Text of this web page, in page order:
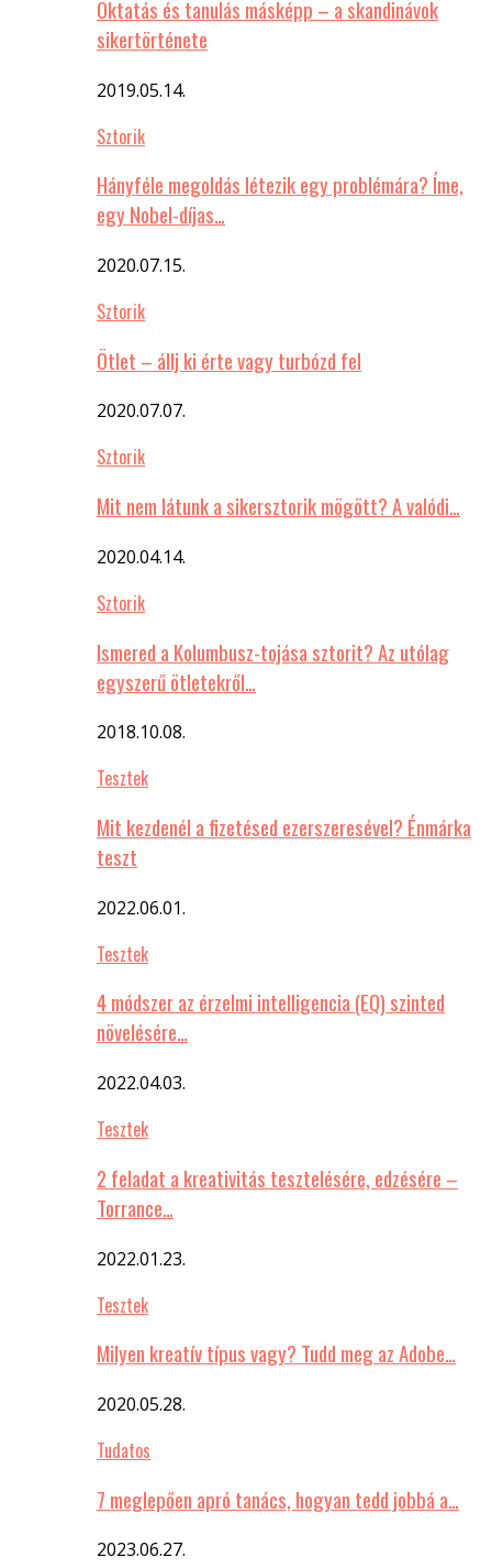
Oktatás és tanulás másképp – a skandinávok
sikertörténete
2019.05.14.
Sztorik
Hányféle megoldás létezik egy problémára? Íme,
egy Nobel-díjas…
2020.07.15.
Sztorik
Ötlet – állj ki érte vagy turbózd fel
2020.07.07.
Sztorik
Mit nem látunk a sikersztorik mögött? A valódi…
2020.04.14.
Sztorik
Ismered a Kolumbusz-tojása sztorit? Az utólag
egyszerű ötletekről…
2018.10.08.
Tesztek
Mit kezdenél a fizetésed ezerszeresével? Énmárka
teszt
2022.06.01.
Tesztek
4 módszer az érzelmi intelligencia (EQ) szinted
növelésére…
2022.04.03.
Tesztek
2 feladat a kreativitás tesztelésére, edzésére –
Torrance…
2022.01.23.
Tesztek
Milyen kreatív típus vagy? Tudd meg az Adobe…
2020.05.28.
Tudatos
7 meglepően apró tanács, hogyan tedd jobbá a…
2023.06.27.